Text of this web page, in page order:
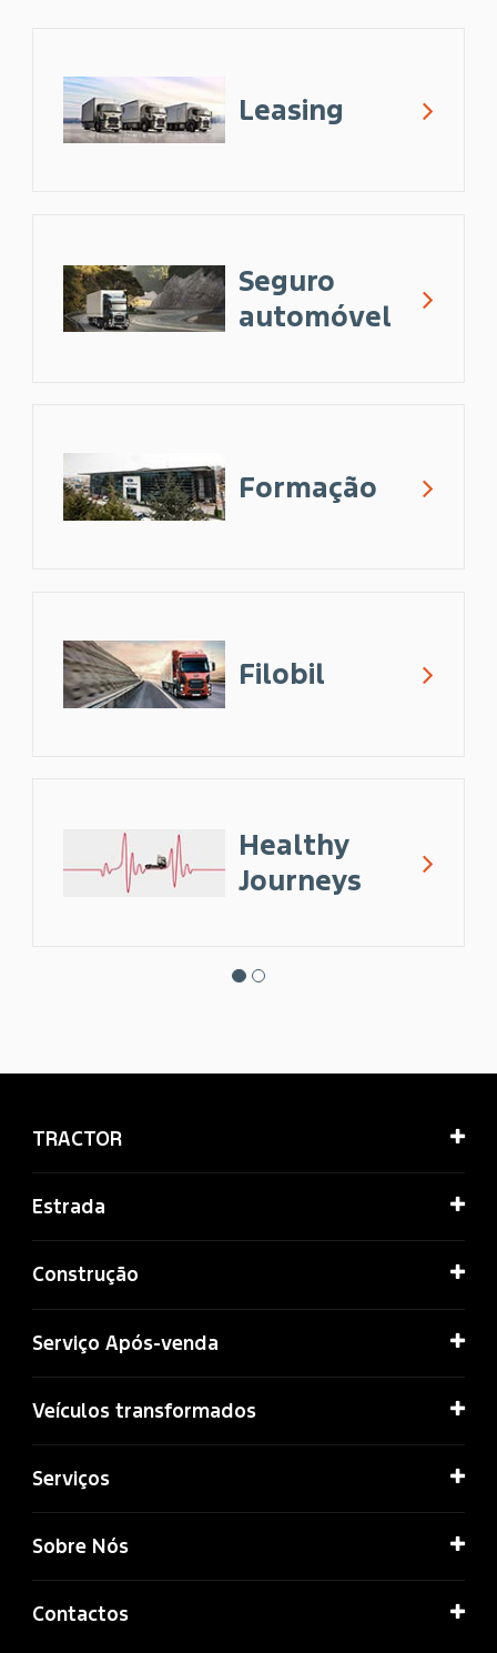
Leasing
Seguro
automóvel
Formação
Filobil
Healthy
Journeys
TRACTOR
Estrada
Construção
Serviço Após-venda
Veículos transformados
Serviços
Sobre Nós
Contactos